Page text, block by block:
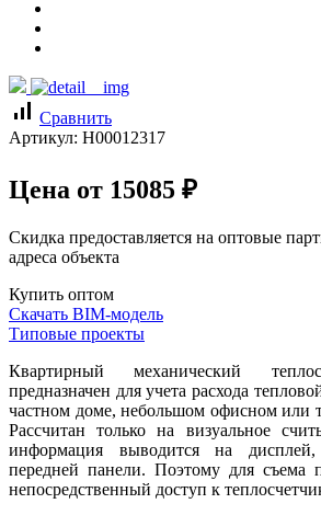
signal_cellular_alt Сравнить
Артикул: Н00012317
Цена от 15085 ₽
Скидка предоставляется на оптовые
адреса объекта
Купить оптом
Скачать BIM-модель
Типовые проекты
Квартирный механический
предназначен для учета расхода
частном доме, небольшом офисном или
Рассчитан только на визуальное
информация выводится на
передней панели. Поэтому для съема
непосредственный доступ к